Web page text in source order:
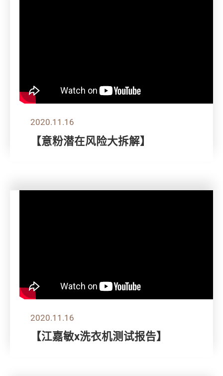
2020.11.16
【意粉潜在风险大拆解】
2020.11.16
【江嘉敏x洗衣机测试报告】